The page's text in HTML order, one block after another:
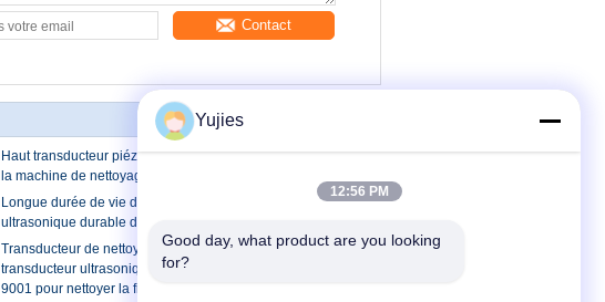
Contact
Haut transducteur piézoélectrique de la fiabilité PZT pour
la machine de nettoyage ultrasonique
Longue durée de vie de transducteur piézoélectrique
ultrasonique durable de nettoyage
Transducteur de nettoyage ultrasonique avec le
transducteur ultrasonique à hautes températures d'OIN
9001 pour nettoyer la fiabilité élevée
Yujies
12:56 PM
Good day, what product are you looking
for?